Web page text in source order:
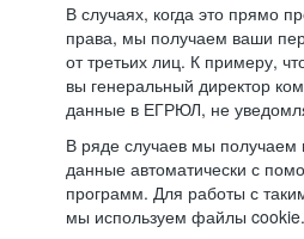
В случаях, когда это прямо
права, мы получаем ваши
от третьих лиц. К примеру,
вы генеральный директор
данные в ЕГРЮЛ, не
В ряде случаев мы
данные автоматически с
программ. Для работы с
мы используем файлы cookie.